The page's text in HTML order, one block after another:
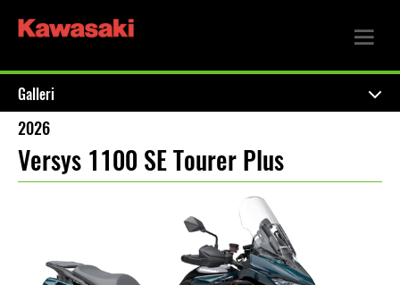
Galleri
2026
Versys 1100 SE Tourer Plus